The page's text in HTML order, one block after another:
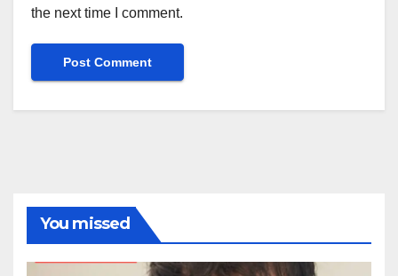
the next time I comment.
You missed